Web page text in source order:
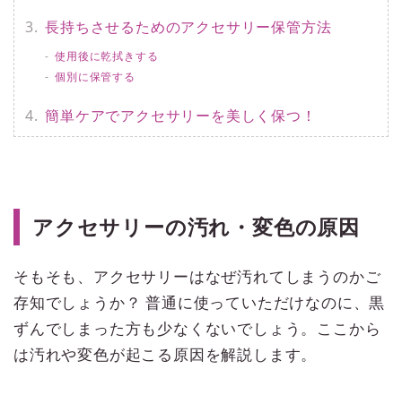
長持ちさせるためのアクセサリー保管方法
使用後に乾拭きする
個別に保管する
簡単ケアでアクセサリーを美しく保つ！
アクセサリーの汚れ・変色の原因
そもそも、アクセサリーはなぜ汚れてしまうのかご
存知でしょうか？ 普通に使っていただけなのに、黒
ずんでしまった方も少なくないでしょう。ここから
は汚れや変色が起こる原因を解説します。